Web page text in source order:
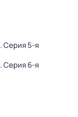
. Серия 5-я
. Серия 6-я